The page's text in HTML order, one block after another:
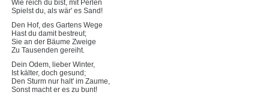
Wie reich du bist, mit Perlen
Spielst du, als wär' es Sand!
Den Hof, des Gartens Wege
Hast du damit bestreut;
Sie an der Bäume Zweige
Zu Tausenden gereiht.
Dein Odem, lieber Winter,
Ist kälter, doch gesund;
Den Sturm nur halt' im Zaume,
Sonst macht er es zu bunt!